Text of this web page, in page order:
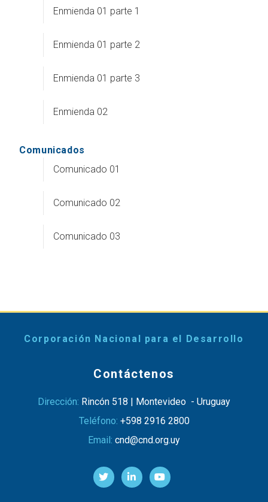
Enmienda 01 parte 1
Enmienda 01 parte 2
Enmienda 01 parte 3
Enmienda 02
Comunicados
Comunicado 01
Comunicado 02
Comunicado 03
Corporación Nacional para el Desarrollo
Contáctenos
Dirección: Rincón 518 | Montevideo - Uruguay
Teléfono: +598 2916 2800
Email: cnd@cnd.org.uy